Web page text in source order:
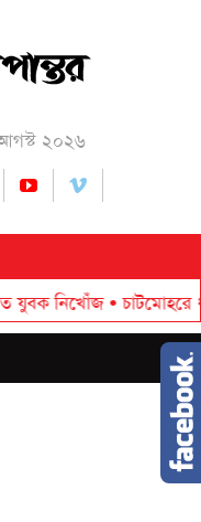
২০২৬
•চাটমোহরে ধর্ষণ